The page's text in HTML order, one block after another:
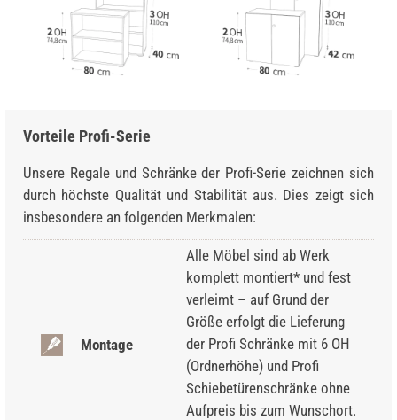
Vorteile Profi-Serie
Unsere Regale und Schränke der Profi-Serie zeichnen sich
durch höchste Qualität und Stabilität aus. Dies zeigt sich
insbesondere an folgenden Merkmalen:
Montage
Alle Möbel sind ab Werk
komplett montiert* und fest
verleimt – auf Grund der
Größe erfolgt die Lieferung
der Profi Schränke mit 6 OH
(Ordnerhöhe) und Profi
Schiebetürenschränke ohne
Aufpreis bis zum Wunschort.